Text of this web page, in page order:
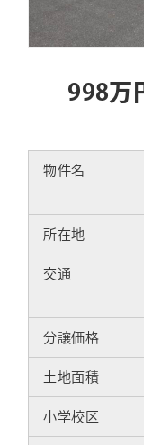
998万
物件名
所在地
交通
分譲価格
土地面積
小学校区